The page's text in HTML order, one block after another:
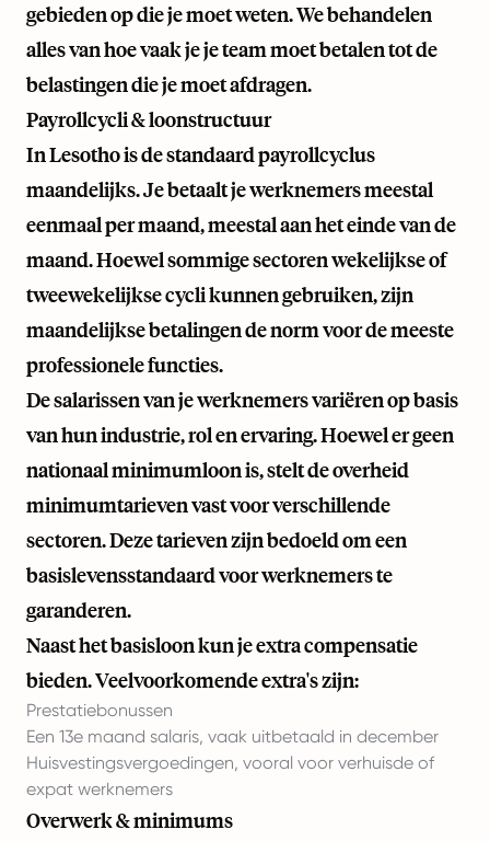
gebieden op die je moet weten. We behandelen
alles van hoe vaak je je team moet betalen tot de
belastingen die je moet afdragen.
Payrollcycli & loonstructuur
In Lesotho is de standaard payrollcyclus
maandelijks. Je betaalt je werknemers meestal
eenmaal per maand, meestal aan het einde van de
maand. Hoewel sommige sectoren wekelijkse of
tweewekelijkse cycli kunnen gebruiken, zijn
maandelijkse betalingen de norm voor de meeste
professionele functies.
De salarissen van je werknemers variëren op basis
van hun industrie, rol en ervaring. Hoewel er geen
nationaal minimumloon is, stelt de overheid
minimumtarieven vast voor verschillende
sectoren. Deze tarieven zijn bedoeld om een
basislevensstandaard voor werknemers te
garanderen.
Naast het basisloon kun je extra compensatie
bieden. Veelvoorkomende extra's zijn:
Prestatiebonussen
Een 13e maand salaris, vaak uitbetaald in december
Huisvestingsvergoedingen, vooral voor verhuisde of
expat werknemers
Overwerk & minimums